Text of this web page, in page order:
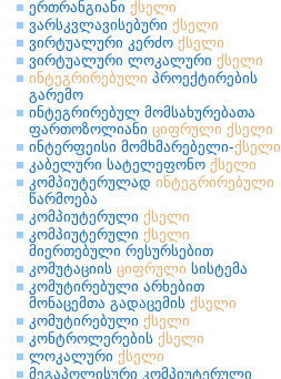
ერთრანგიანი ქსელი
ვარსკვლავისებური ქსელი
ვირტუალური კერძო ქსელი
ვირტუალური ლოკალური ქსელი
ინტეგრირებული პროექტირების
გარემო
ინტეგრირებულ მომსახურებათა
ფართოზოლიანი ციფრული ქსელი
ინტერფეისი მომხმარებელი-ქსელი
კაბელური სატელეფონო ქსელი
კომპიუტერულად ინტეგრირებული
წარმოება
კომპიუტერული ქსელი
კომპიუტერული ქსელი
მიერთებული რესურსებით
კომუტაციის ციფრული სისტემა
კომუტირებული არხებით
მონაცემთა გადაცემის ქსელი
კომუტირებული ქსელი
კონტროლერების ქსელი
ლოკალური ქსელი
მეგაპოლისური კომპიუტერული